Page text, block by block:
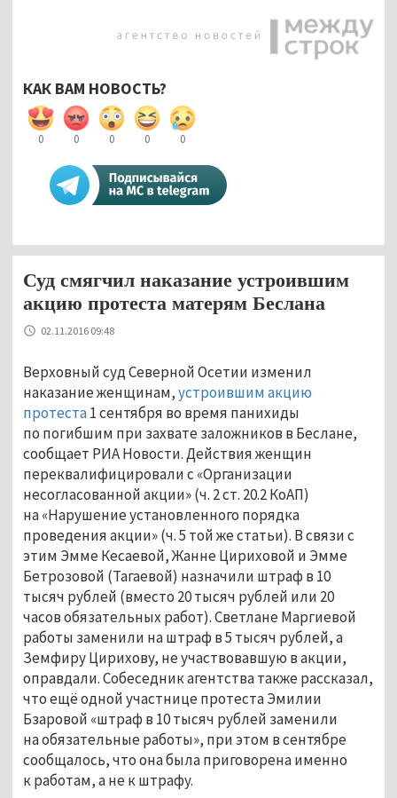
КАК ВАМ НОВОСТЬ?
0 0 0 0 0
Суд смягчил наказание устроившим
акцию протеста матерям Беслана
02.11.2016 09:48
Верховный суд Северной Осетии изменил
наказание женщинам,устроившим акцию
протеста1 сентября во время панихиды
по погибшим при захвате заложников в Беслане,
сообщает РИА Новости. Действия женщин
переквалифицировали с «Организации
несогласованной акции» (ч. 2 ст. 20.2 КоАП)
на «Нарушение установленного порядка
проведения акции» (ч. 5 той же статьи). В связи с
этим Эмме Кесаевой, Жанне Цириховой и Эмме
Бетрозовой (Тагаевой) назначили штраф в 10
тысяч рублей (вместо 20 тысяч рублей или 20
часов обязательных работ). Светлане Маргиевой
работы заменили на штраф в 5 тысяч рублей, а
Земфиру Цирихову, не участвовавшую в акции,
оправдали. Собеседник агентства также рассказал,
что ещё одной участнице протеста Эмилии
Бзаровой «штраф в 10 тысяч рублей заменили
на обязательные работы», при этом в сентябре
сообщалось, что она была приговорена именно
к работам, а не к штрафу.